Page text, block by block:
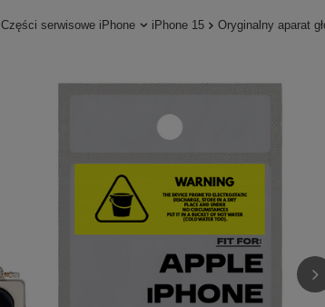
Części serwisowe iPhone iPhone 15 Oryginalny aparat